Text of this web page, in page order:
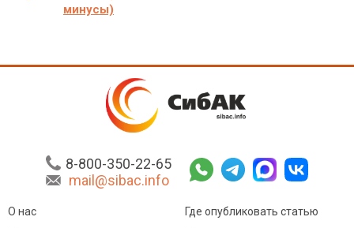
минусы)
8-800-350-22-65
mail@sibac.info
О нас
Где опубликовать статью